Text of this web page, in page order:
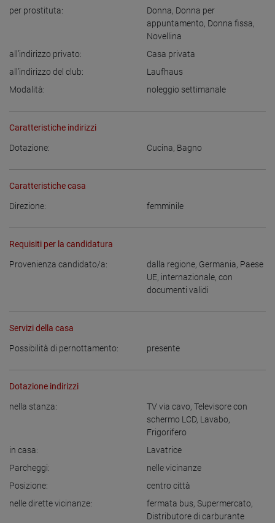
per prostituta:
Donna, Donna per
appuntamento, Donna fissa,
Novellina
all’indirizzo privato:
Casa privata
all’indirizzo del club:
Laufhaus
Modalità:
noleggio settimanale
Caratteristiche indirizzi
Dotazione: Cucina, Bagno
Caratteristiche casa
Direzione: femminile
Requisiti per la candidatura
Provenienza candidato/a: dalla regione, Germania, Paese
UE, internazionale, con
documenti validi
Servizi della casa
Possibilità di pernottamento: presente
Dotazione indirizzi
nella stanza: TV via cavo, Televisore con
schermo LCD, Lavabo,
Frigorifero
in casa:
Lavatrice
Parcheggi:
nelle vicinanze
Posizione:
centro città
nelle dirette vicinanze:
fermata bus, Supermercato,
Distributore di carburante